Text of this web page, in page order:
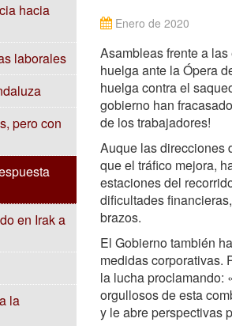
hacia
laborales
pero con
en Irak a
la
Enero de 2020
Asambleas frente a
huelga ante la Ópera
huelga contra el
gobierno han
de los trabajadores!
Auque las direcciones
que el tráfico mejora,
estaciones del
dificultades
brazos.
El Gobierno también
medidas corporativas.
la lucha proclamando:
orgullosos de esta
y le abre perspectivas